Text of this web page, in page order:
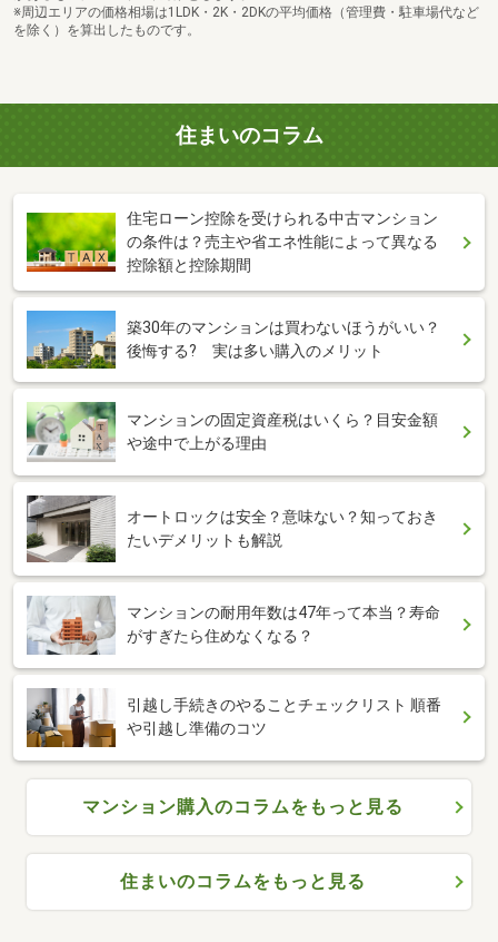
※周辺エリアの価格相場は1LDK・2K・2DKの平均価格（管理費・駐車場代など
を除く）を算出したものです。
住まいのコラム
住宅ローン控除を受けられる中古マンション
の条件は？売主や省エネ性能によって異なる
控除額と控除期間
築30年のマンションは買わないほうがいい？
後悔する? 実は多い購入のメリット
マンションの固定資産税はいくら？目安金額
や途中で上がる理由
オートロックは安全？意味ない？知っておき
たいデメリットも解説
マンションの耐用年数は47年って本当？寿命
がすぎたら住めなくなる？
引越し手続きのやることチェックリスト 順番
や引越し準備のコツ
マンション購入のコラムをもっと見る
住まいのコラムをもっと見る